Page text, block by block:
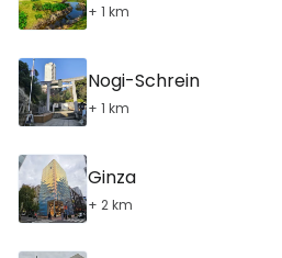
+ 1 km
Nogi-Schrein
+ 1 km
Ginza
+ 2 km